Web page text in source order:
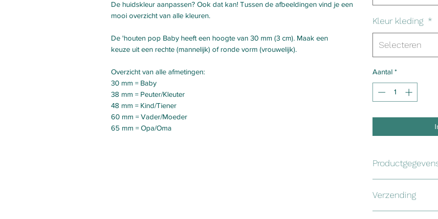
De huidskleur aanpassen? Ook dat kan! Tussen de afbeeldingen vind je een
mooi overzicht van alle kleuren.
De 'houten pop Baby heeft een hoogte van 30 mm (3 cm). Maak een
keuze uit een rechte (mannelijk) of ronde vorm (vrouwelijk).
Overzicht van alle afmetingen:
30 mm = Baby
38 mm = Peuter/Kleuter
48 mm = Kind/Tiener
60 mm = Vader/Moeder
65 mm = Opa/Oma
Kleur kleding *
Selecteren
Aantal *
beukenhout en
Verzending